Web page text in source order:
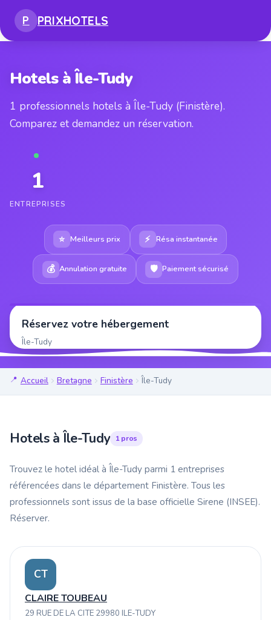
P PRIXHOTELS
Hotels à Île-Tudy
1 professionnels hotels à Île-Tudy (Finistère).
Comparez et demandez un réservation.
1
ENTREPRISES
⭐ Meilleurs prix ⚡ Résa instantanée
💰 Annulation gratuite 🛡 Paiement sécurisé
Réservez votre hébergement
Île-Tudy
Accueil Bretagne Finistère Île-Tudy
Hotels à Île-Tudy 1 pros
Trouvez le hotel idéal à Île-Tudy parmi 1 entreprises
référencées dans le département Finistère. Tous les
professionnels sont issus de la base officielle Sirene (INSEE).
Réserver.
CT
CLAIRE TOUBEAU
29 RUE DE LA CITE 29980 ILE-TUDY